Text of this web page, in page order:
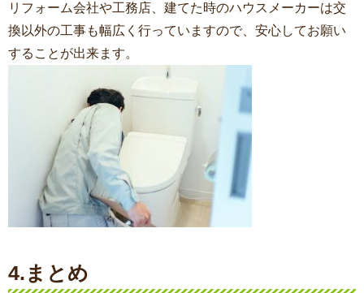
リフォーム会社や工務店、建てた時のハウスメーカーは交
換以外の工事も幅広く行っていますので、安心してお願い
することが出来ます。
4.まとめ